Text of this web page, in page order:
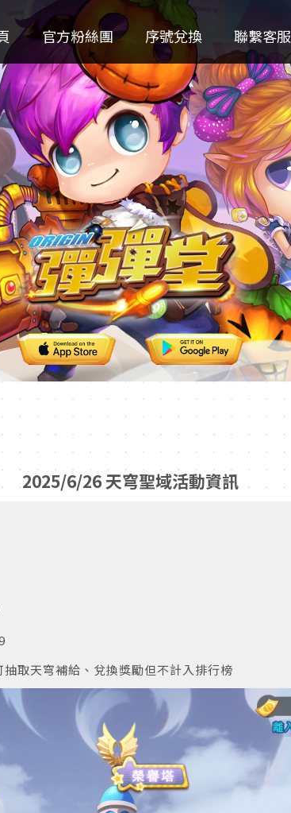
官方粉絲團 序號兌換 聯繫客服
2025/6/26 天穹聖域活動資訊
取天穹補給、兌換獎勵但不計入排行榜